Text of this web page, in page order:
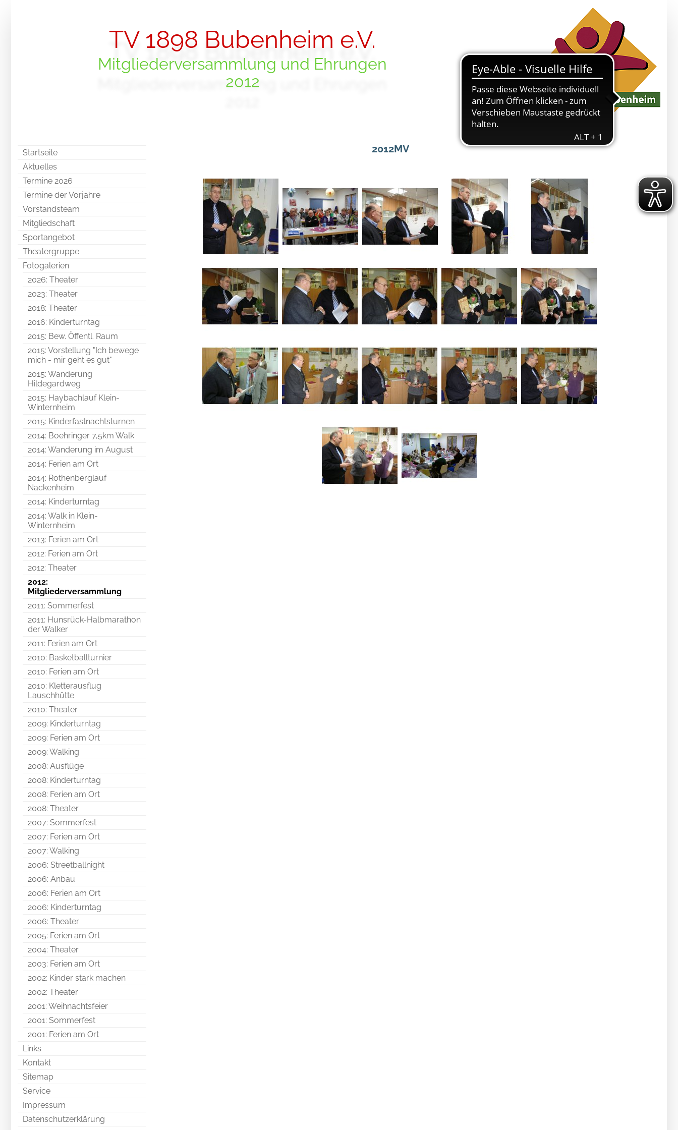
TV 1898 Bubenheim e.V.
Mitgliederversammlung und Ehrungen
2012
Startseite
Aktuelles
Termine 2026
Termine der Vorjahre
Vorstandsteam
Mitgliedschaft
Sportangebot
Theatergruppe
Fotogalerien
2026: Theater
2023: Theater
2018: Theater
2016: Kinderturntag
2015: Bew. Öffentl. Raum
2015: Vorstellung "Ich bewege
mich - mir geht es gut"
2015: Wanderung
Hildegardweg
2015: Haybachlauf Klein-
Winternheim
2015: Kinderfastnachtsturnen
2014: Boehringer 7,5km Walk
2014: Wanderung im August
2014: Ferien am Ort
2014: Rothenberglauf
Nackenheim
2014: Kinderturntag
2014: Walk in Klein-
Winternheim
2013: Ferien am Ort
2012: Ferien am Ort
2012: Theater
2012:
Mitgliederversammlung
2011: Sommerfest
2011: Hunsrück-Halbmarathon
der Walker
2011: Ferien am Ort
2010: Basketballturnier
2010: Ferien am Ort
2010: Kletterausflug
Lauschhütte
2010: Theater
2009: Kinderturntag
2009: Ferien am Ort
2009: Walking
2008: Ausflüge
2008: Kinderturntag
2008: Ferien am Ort
2008: Theater
2007: Sommerfest
2007: Ferien am Ort
2007: Walking
2006: Streetballnight
2006: Anbau
2006: Ferien am Ort
2006: Kinderturntag
2006: Theater
2005: Ferien am Ort
2004: Theater
2003: Ferien am Ort
2002: Kinder stark machen
2002: Theater
2001: Weihnachtsfeier
2001: Sommerfest
2001: Ferien am Ort
Links
Kontakt
Sitemap
Service
Impressum
Datenschutzerklärung
2012MV